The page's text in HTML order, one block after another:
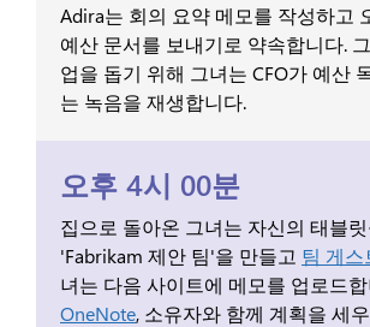
Adira는 회의 요약 메모를 작성하고
예산 문서를 보내기로 약속합니다.
업을 돕기 위해 그녀는 CFO가 예산
는 녹음을 재생합니다.
오후 4시 00분
집으로 돌아온 그녀는 자신의 태블
'Fabrikam 제안 팀'을 만들고 팀 게스
녀는 다음 사이트에 메모를 업로드
OneNote, 소유자와 함께 계획을 세